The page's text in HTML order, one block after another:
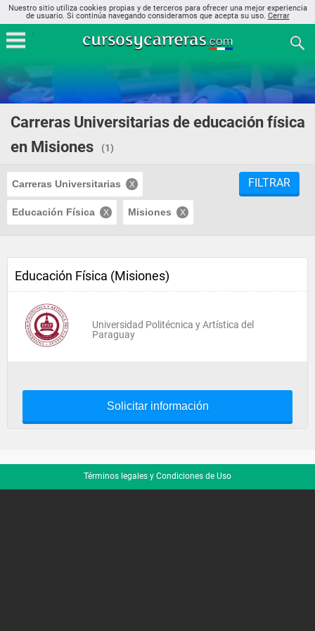
Nuestro sitio utiliza cookies propias y de terceros para ofrecer una mejor experiencia
de usuario. Si continúa navegando consideramos que acepta su uso. Cerrar
Carreras Universitarias de educación física
en Misiones
(1)
Carreras Universitarias
Educación Física Misiones
FILTRAR
Educación Física (Misiones)
Universidad Politécnica y Artística del
Paraguay
Solicitar información
Términos legales y Condiciones de Uso